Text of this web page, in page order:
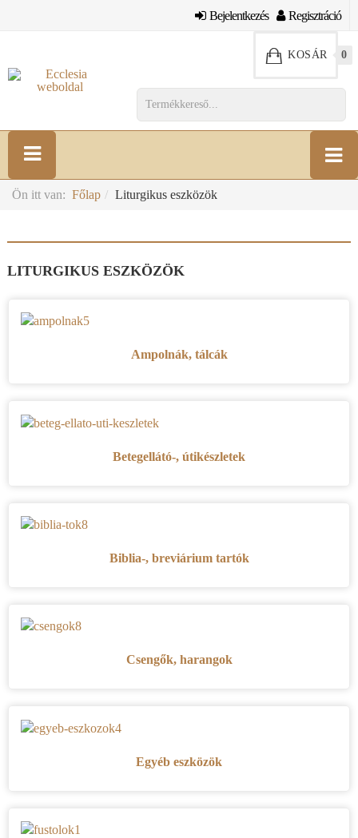
Bejelentkezés Regisztráció
KOSÁR 0
Ön itt van: Főlap Liturgikus eszközök
LITURGIKUS ESZKÖZÖK
Ampolnák, tálcák
Betegellátó-, útikészletek
Biblia-, breviárium tartók
Csengők, harangok
Egyéb eszközök